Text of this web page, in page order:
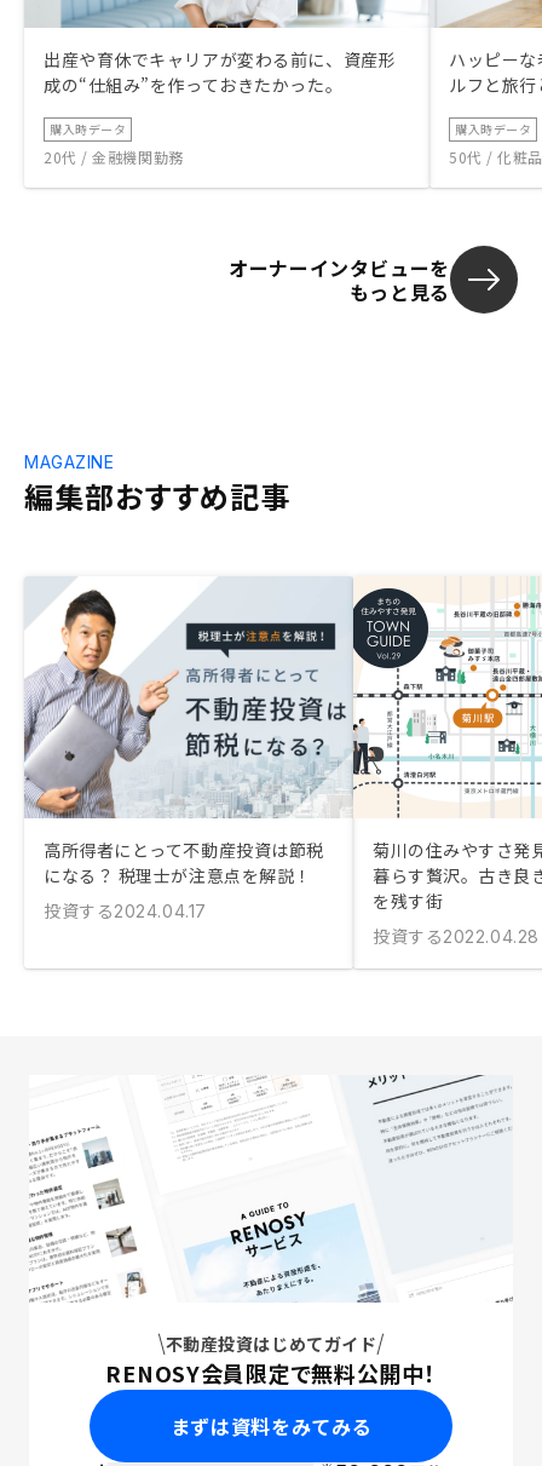
出産や育休でキャリアが変わる前に、資産形
成の“仕組み”を作っておきたかった。
購入時データ
20代 / 金融機関勤務
ハッピー
ルフと旅
購入時データ
50代 / 化粧
オーナーインタビューを
もっと見る
編集部おすすめ記事
MAGAZINE
高所得者にとって不動産投資は節税
になる？ 税理士が注意点を解説！
投資する2024.04.17
菊川の住みやすさ発
暮らす贅沢。古き良
を残す街
投資する2022.04.28
不動産投資はじめてガイド
RENOSY会員限定で無料公開中！
まずは資料をみてみる